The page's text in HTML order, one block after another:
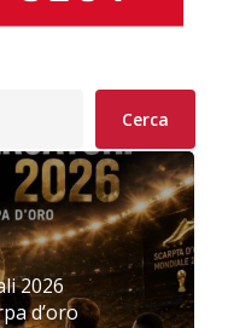
Cerca
2026
d’oro